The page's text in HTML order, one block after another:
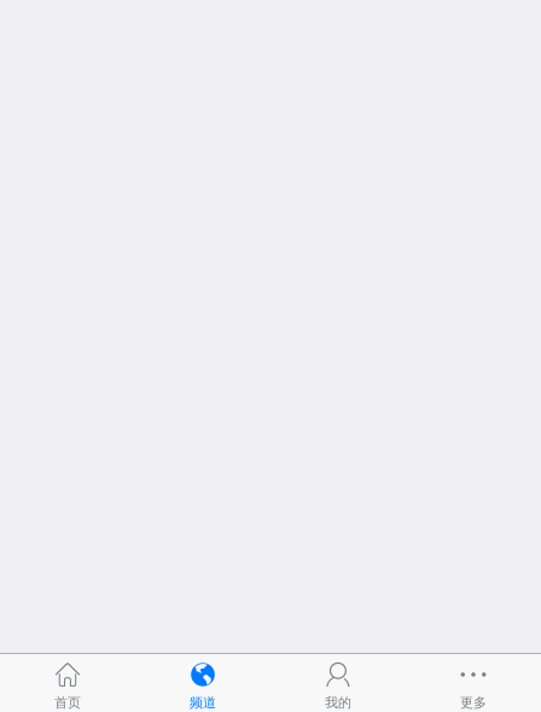
首页 频道 我的 更多